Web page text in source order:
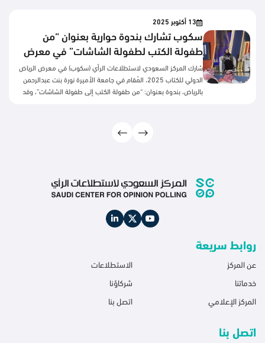
13 أكتوبر 2025
سكوب تشارك بندوة حوارية بعنوان “من
طفولة الكتب لطفولة الشاشات” في معرض
الرياض للكتاب 2025
شارك المركز السعودي لاستطلاعات الرأي (سكوب) في معرض الرياض
الدولي للكتاب 2025، المُقام في جامعة الأميرة نورة بنت عبدالرحمن
بالرياض، بندوة بعنوان: “من طفولة الكتب إلى طفولة الشاشات”، وقد
روابط سريعة
عن المركز الاستطلاعات
خدماتنا شركاؤنا
المركز الإعلامي اتصل بنا
اتصل بنا